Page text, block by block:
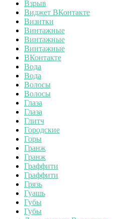
Взрыв
Виджет ВКонтакте
Визитки
Винтажные
Винтажные
Винтажные
ВКонтакте
Вода
Вода
Волосы
Волосы
Глаза
Глаза
Глитч
Городские
Горы
Гранж
Гранж
Граффити
Граффити
Грязь
Гуашь
Губы
Губы